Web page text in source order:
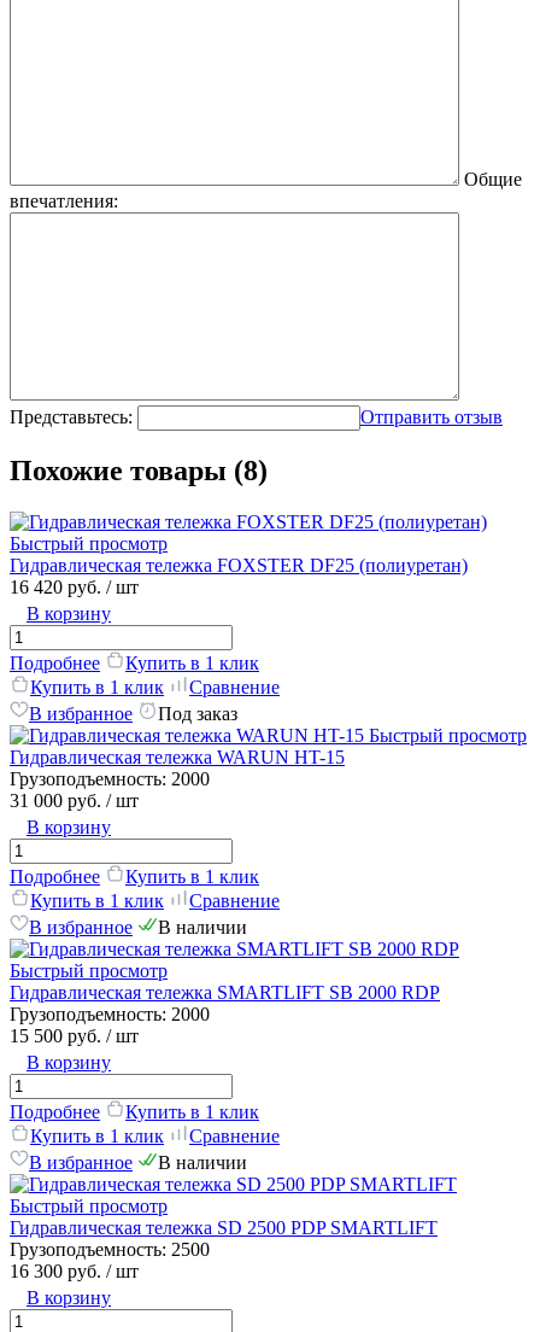
Общие
впечатления:
Представьтесь: Отправить отзыв
Похожие товары (8)
Быстрый просмотр
Гидравлическая тележка FOXSTER DF25 (полиуретан)
16 420 руб. / шт
В корзину
Подробнее
Купить в 1 клик
Купить в 1 клик
Сравнение
В избранное
Под заказ
Быстрый просмотр
Гидравлическая тележка WARUN HT-15
Грузоподъемность: 2000
31 000 руб. / шт
В корзину
Подробнее
Купить в 1 клик
Купить в 1 клик
Сравнение
В избранное
В наличии
Быстрый просмотр
Гидравлическая тележка SMARTLIFT SB 2000 RDP
Грузоподъемность: 2000
15 500 руб. / шт
В корзину
Подробнее
Купить в 1 клик
Купить в 1 клик
Сравнение
В избранное
В наличии
Быстрый просмотр
Гидравлическая тележка SD 2500 PDP SMARTLIFT
Грузоподъемность: 2500
16 300 руб. / шт
В корзину